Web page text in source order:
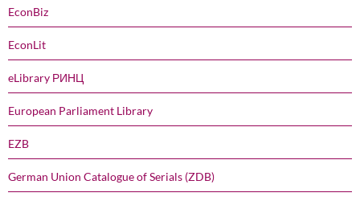
EconBiz
EconLit
eLibrary РИНЦ
European Parliament Library
EZB
German Union Catalogue of Serials (ZDB)